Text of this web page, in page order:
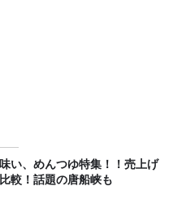
い、めんつゆ特集！！売上げ
較！話題の唐船峡も